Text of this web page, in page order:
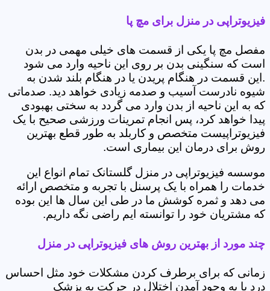
فیزیوتراپی در منزل برای مچ پا
مفصل مچ پا یکی از قسمت های خیلی مهمی در بدن
است که سنگینی بدن بر روی این ناحیه وارد می شود
.این قسمت در هنگام پریدن یا در هنگام بلند شدن به
شیوه نادرست آسیب و صدمه زیادی خواهد دید. صدماتی
که به این ناحیه از بدن وارد می گردد به سختی بهبودی
پیدا خواهد کرد، پس انجام تمرینات ورزشی صحیح با یک
فیزیوتراپیست متخصص و کاربلد به طور قطع بهترین
روش برای درمان این بیماری است.
موسسه فیزیوتراپی در منزل گلستانک تمام انواع این
خدمات را همراه با یک پرسنل با تجربه و متخصص ارائه
می دهد و ثمره کوشش ما در طی این سال ها این بوده
که مشتریان خود را توانسته ایم راضی نگه داریم.
چند مورد از بهترین روش های فیزیوتراپی در منزل
زمانی که برای برطرف کردن مشکلات خود مثل احساس
درد یا به وجود آمدن اختلال در حرکت به پزشک